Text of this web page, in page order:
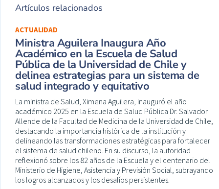
Artículos relacionados
ACTUALIDAD
Ministra Aguilera Inaugura Año
Académico en la Escuela de Salud
Pública de la Universidad de Chile y
delinea estrategias para un sistema de
salud integrado y equitativo
La ministra de Salud, Ximena Aguilera, inauguró el año
académico 2025 en la Escuela de Salud Pública Dr. Salvador
Allende de la Facultad de Medicina de la Universidad de Chile,
destacando la importancia histórica de la institución y
delineando las transformaciones estratégicas para fortalecer
el sistema de salud chileno. En su discurso, la autoridad
reflexionó sobre los 82 años de la Escuela y el centenario del
Ministerio de Higiene, Asistencia y Previsión Social, subrayando
los logros alcanzados y los desafíos persistentes.